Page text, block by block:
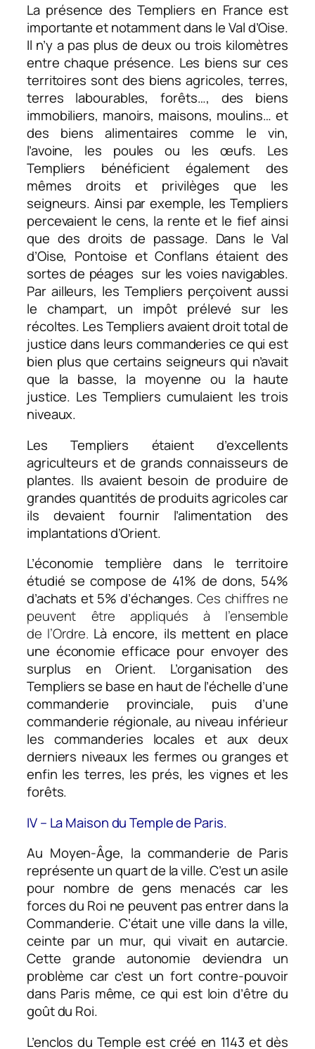
La présence des Templiers en France est
importante et notamment dans le Val d’Oise.
Il n’y a pas plus de deux ou trois kilomètres
entre chaque présence. Les biens sur ces
territoires sont des biens agricoles, terres,
terres labourables, forêts…, des biens
immobiliers, manoirs, maisons, moulins… et
des biens alimentaires comme le vin,
l’avoine, les poules ou les œufs. Les
Templiers bénéficient également des
mêmes droits et privilèges que les
seigneurs. Ainsi par exemple, les Templiers
percevaient le cens, la rente et le fief ainsi
que des droits de passage. Dans le Val
d’Oise, Pontoise et Conflans étaient des
sortes de péages sur les voies navigables.
Par ailleurs, les Templiers perçoivent aussi
le champart, un impôt prélevé sur les
récoltes. Les Templiers avaient droit total de
justice dans leurs commanderies ce qui est
bien plus que certains seigneurs qui n’avait
que la basse, la moyenne ou la haute
justice. Les Templiers cumulaient les trois
niveaux.
Les Templiers étaient d’excellents
agriculteurs et de grands connaisseurs de
plantes. Ils avaient besoin de produire de
grandes quantités de produits agricoles car
ils devaient fournir l’alimentation des
implantations d’Orient.
L’économie templière dans le territoire
étudié se compose de 41% de dons, 54%
d’achats et 5% d’échanges.Ces chiffres ne
peuvent être appliqués à l’ensemble
de l’Ordre. Là encore, ils mettent en place
une économie efficace pour envoyer des
surplus en Orient. L’organisation des
Templiers se base en haut de l’échelle d’une
commanderie provinciale, puis d’une
commanderie régionale, au niveau inférieur
les commanderies locales et aux deux
derniers niveaux les fermes ou granges et
enfin les terres, les prés, les vignes et les
forêts.
IV – La Maison du Temple de Paris.
Au Moyen-Âge, la commanderie de Paris
représente un quart de la ville. C’est un asile
pour nombre de gens menacés car les
forces du Roi ne peuvent pas entrer dans la
Commanderie. C’était une ville dans la ville,
ceinte par un mur, qui vivait en autarcie.
Cette grande autonomie deviendra un
problème car c’est un fort contre-pouvoir
dans Paris même, ce qui est loin d’être du
goût du Roi.
L’enclos du Temple est créé en 1143 et dès